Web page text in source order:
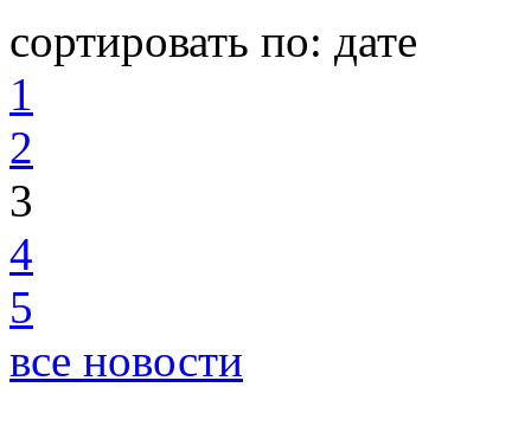
сортировать по: дате
1
2
3
4
5
все новости